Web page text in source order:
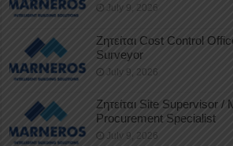
July 9, 2026
Ζητείται Cost Control
Surveyor
July 9, 2026
Ζητείται Site Supervisor /
Procurement Specialist
July 9, 2026